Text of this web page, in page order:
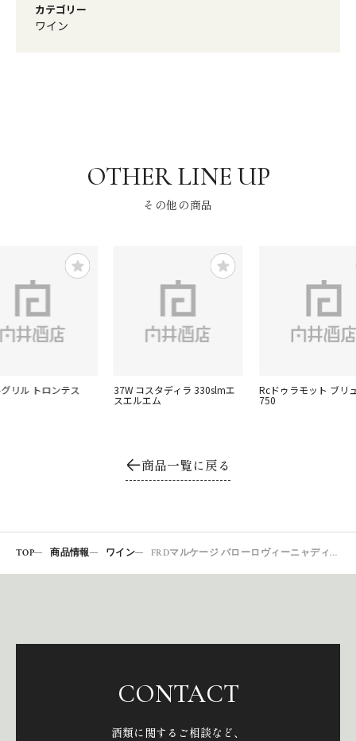
カテゴリー
ワイン
その他の商品
リル トロンテス 37W コスタディラ 330slmエ
スエルエム
Rcドゥラモット ブリ
750
商品一覧に戻る
TOP 商品情報 ワイン FRDマルケージ バローロヴィーニャディプロプリエタ1997
CONTACT
酒類に関するご相談など、